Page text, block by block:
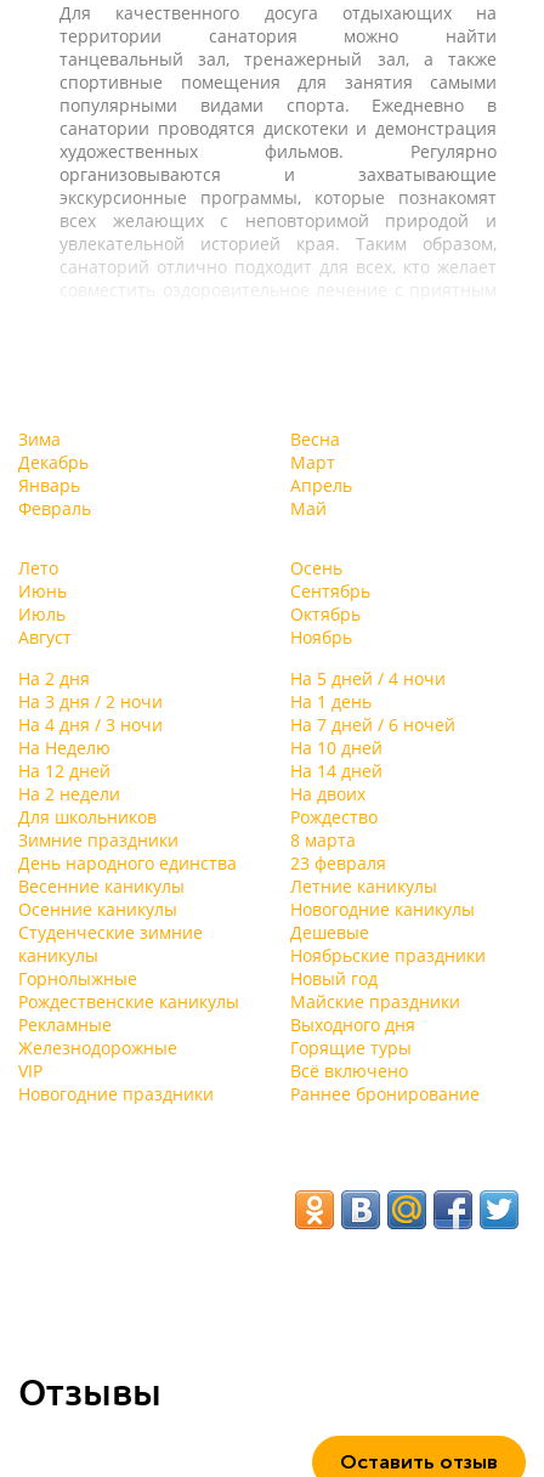
Для качественного досуга отдыхающих на
территории санатория можно найти
танцевальный зал, тренажерный зал, а также
спортивные помещения для занятия самыми
популярными видами спорта. Ежедневно в
санатории проводятся дискотеки и демонстрация
художественных фильмов. Регулярно
организовываются и захватывающие
экскурсионные программы, которые познакомят
всех желающих с неповторимой природой и
увлекательной историей края. Таким образом,
санаторий отлично подходит для всех, кто желает
совместить оздоровительное лечение с приятным
Зима
Декабрь
Январь
Февраль
Весна
Март
Апрель
Май
Лето
Июнь
Июль
Август
Осень
Сентябрь
Октябрь
Ноябрь
На 2 дня
На 5 дней / 4 ночи
На 3 дня / 2 ночи
На 1 день
На 4 дня / 3 ночи
На 7 дней / 6 ночей
На Неделю
На 10 дней
На 12 дней
На 14 дней
На 2 недели
На двоих
Для школьников
Рождество
Зимние праздники
8 марта
День народного единства
23 февраля
Весенние каникулы
Летние каникулы
Осенние каникулы
Новогодние каникулы
Студенческие зимние
каникулы
Дешевые
Ноябрьские праздники
Горнолыжные
Новый год
Рождественские каникулы
Майские праздники
Рекламные
Выходного дня
Железнодорожные
Горящие туры
VIP
Всё включено
Новогодние праздники
Раннее бронирование
Отзывы
Оставить отзыв